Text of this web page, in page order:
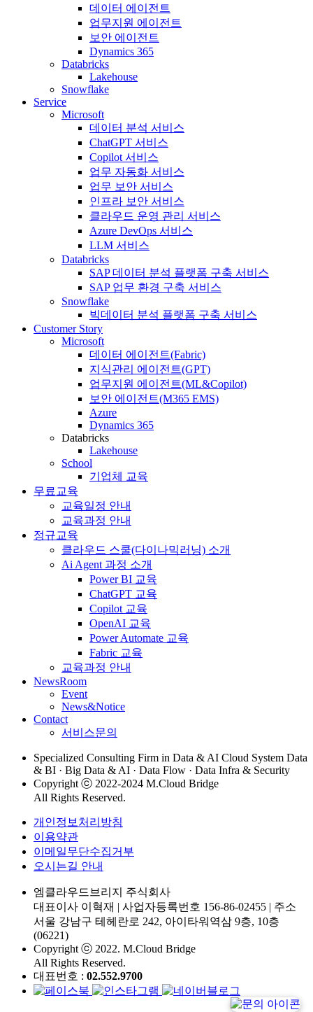
데이터 에이전트
업무지원 에이전트
보안 에이전트
Dynamics 365
Databricks
Lakehouse
Snowflake
Service
Microsoft
데이터 분석 서비스
ChatGPT 서비스
Copilot 서비스
업무 자동화 서비스
업무 보안 서비스
인프라 보안 서비스
클라우드 운영 관리 서비스
Azure DevOps 서비스
LLM 서비스
Databricks
SAP 데이터 분석 플랫폼 구축 서비스
SAP 업무 환경 구축 서비스
Snowflake
빅데이터 분석 플랫폼 구축 서비스
Customer Story
Microsoft
데이터 에이전트(Fabric)
지식관리 에이전트(GPT)
업무지원 에이전트(ML&Copilot)
보안 에이전트(M365 EMS)
Azure
Dynamics 365
Databricks
Lakehouse
School
기업체 교육
무료교육
교육일정 안내
교육과정 안내
정규교육
클라우드 스쿨(다이나믹러닝) 소개
Ai Agent 과정 소개
Power BI 교육
ChatGPT 교육
Copilot 교육
OpenAI 교육
Power Automate 교육
Fabric 교육
교육과정 안내
NewsRoom
Event
News&Notice
Contact
서비스문의
Specialized Consulting Firm in Data & AI Cloud System Data
& BI · Big Data & AI · Data Flow · Data Infra & Security
Copyright ⓒ 2022-2024 M.Cloud Bridge
All Rights Reserved.
개인정보처리방침
이용약관
이메일무단수집거부
오시는길 안내
엠클라우드브리지 주식회사
대표이사 이혁재 | 사업자등록번호 156-86-02455 | 주소
서울 강남구 테헤란로 242, 아이타워역삼 9층, 10층
(06221)
Copyright ⓒ 2022. M.Cloud Bridge
All Rights Reserved.
대표번호 : 02.552.9700